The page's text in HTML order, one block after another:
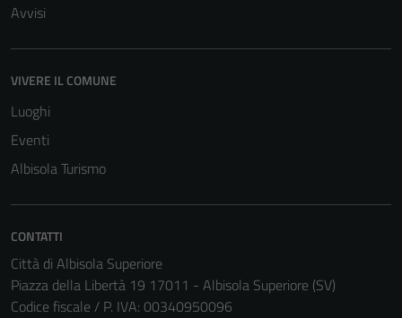
Avvisi
VIVERE IL COMUNE
Luoghi
Eventi
Albisola Turismo
CONTATTI
Città di Albisola Superiore
Piazza della Libertà 19 17011 - Albisola Superiore (SV)
Codice fiscale / P. IVA: 00340950096